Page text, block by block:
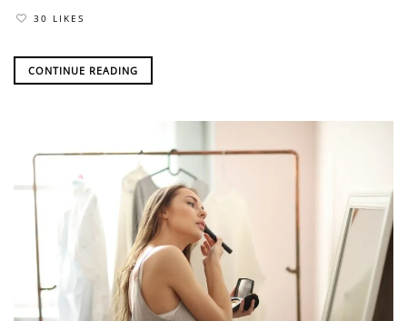
30 LIKES
CONTINUE READING